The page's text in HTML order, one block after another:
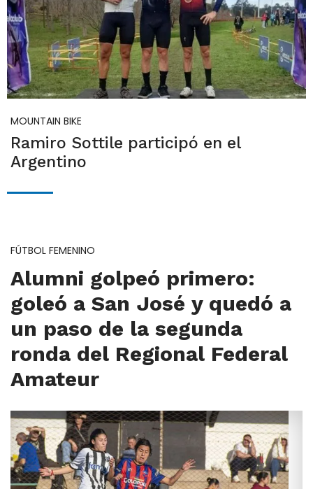
MOUNTAIN BIKE
Ramiro Sottile participó en el
Argentino
FÚTBOL FEMENINO
Alumni golpeó primero:
goleó a San José y quedó a
un paso de la segunda
ronda del Regional Federal
Amateur